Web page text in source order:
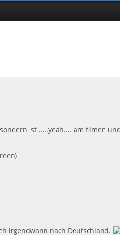
ist .....yeah.... am filmen
irgendwann nach Deutschland.